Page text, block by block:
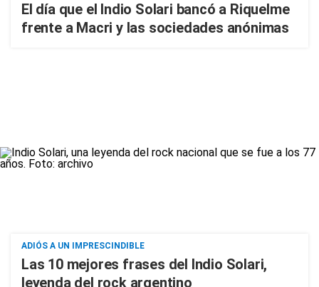
El día que el Indio Solari bancó a Riquelme
frente a Macri y las sociedades anónimas
ADIÓS A UN IMPRESCINDIBLE
Las 10 mejores frases del Indio Solari,
leyenda del rock argentino